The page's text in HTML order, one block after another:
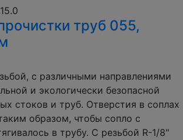
труб 055,
с различными направлениями
и экологически безопасной
стоков и труб. Отверстия в соплах
образом, чтобы сопло с
в трубу. С резьбой R-1/8"